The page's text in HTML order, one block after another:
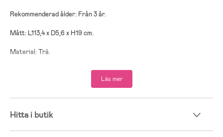
Rekommenderad ålder: Från 3 år.
Mått: L113,4 x D5,6 x H19 cm.
Material: Trä.
Läs mer
Hitta i butik